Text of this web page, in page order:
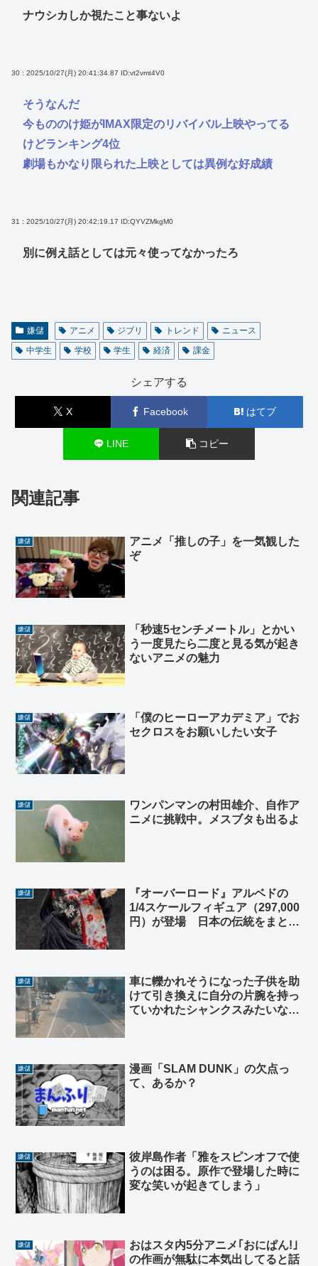
ナウシカしか視たこと事ないよ
30 : 2025/10/27(月) 20:41:34.87 ID:vt2vmt4V0
そうなんだ
今もののけ姫がIMAX限定のリバイバル上映やってる
けどランキング4位
劇場もかなり限られた上映としては異例な好成績
31 : 2025/10/27(月) 20:42:19.17 ID:QYVZMkgM0
別に例え話としては元々使ってなかったろ
嫌儲 アニメ ジブリ トレンド
ニュース
中学生
学校 学生 経済 課金
シェアする
X Facebook はてブ
LINE コピー
関連記事
嫌儲
アニメ「推しの子」を一気観した
ぞ
嫌儲
「秒速5センチメートル」とかい
う一度見たら二度と見る気が起き
ないアニメの魅力
嫌儲
「僕のヒーローアカデミア」でお
セクロスをお願いしたい女子
嫌儲
ワンパンマンの村田雄介、自作ア
ニメに挑戦中。メスブタも出るよ
嫌儲
『オーバーロード』アルベドの
1/4スケールフィギュア（297,000
円）が登場 日本の伝統をまと
嫌儲
車に轢かれそうになった子供を助
けて引き換えに自分の片腕を持っ
ていかれたシャンクスみたいなお
嫌儲
漫画「SLAM DUNK」の欠点っ
て、あるか？
嫌儲
彼岸島作者「雅をスピンオフで使
うのは困る。原作で登場した時に
変な笑いが起きてしまう」
嫌儲
おはスタ内5分アニメ｢おにぱん!｣
の作画が無駄に本気出してると話